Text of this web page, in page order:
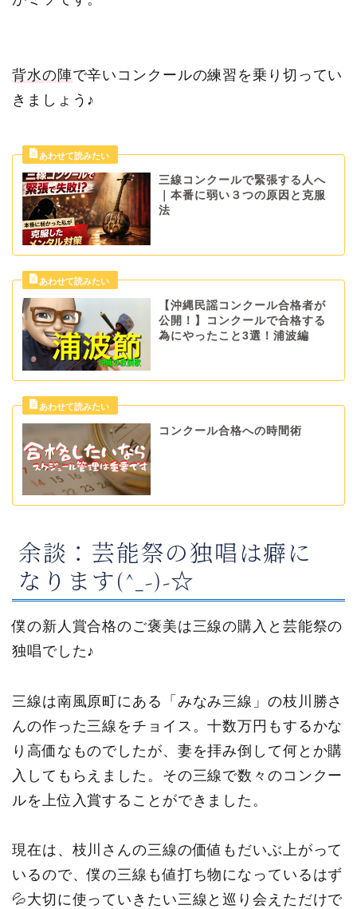
背水の陣で辛いコンクールの練習を乗り切ってい
きましょう♪
三線コンクールで緊張する人へ
｜本番に弱い３つの原因と克服
法
【沖縄民謡コンクール合格者が
公開！】コンクールで合格する
為にやったこと3選！浦波編
コンクール合格への時間術
余談：芸能祭の独唱は癖に
なります(^_-)-☆
僕の新人賞合格のご褒美は三線の購入と芸能祭の
独唱でした♪
三線は南風原町にある「みなみ三線」の枝川勝さ
んの作った三線をチョイス。十数万円もするかな
り高価なものでしたが、妻を拝み倒して何とか購
入してもらえました。その三線で数々のコンクー
ルを上位入賞することができました。
現在は、枝川さんの三線の価値もだいぶ上がって
いるので、僕の三線も値打ち物になっているはず
💦大切に使っていきたい三線と巡り会えただけで